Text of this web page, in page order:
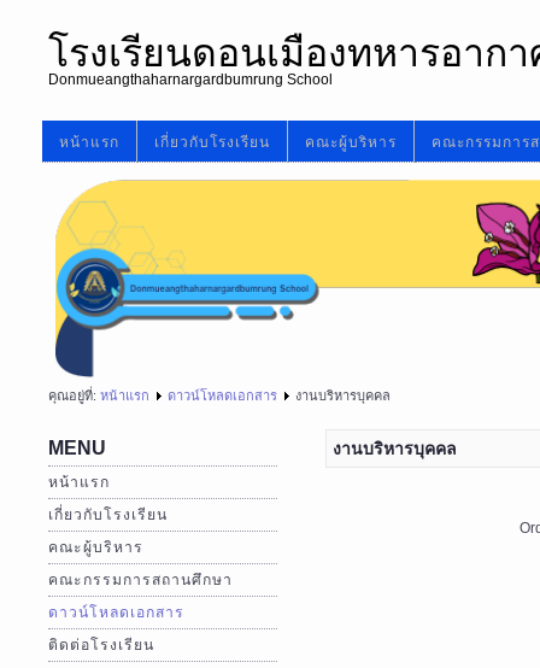
โรงเรียนดอนเมืองทหารอาก
Donmueangthaharnargardbumrung School
หน้าแรก เกี่ยวกับโรงเรียน คณะผู้บริหาร คณะกรรมการ
คุณอยู่ที่: หน้าแรก ดาวน์โหลดเอกสาร งานบริหารบุคคล
MENU
หน้าแรก
เกี่ยวกับโรงเรียน
คณะผู้บริหาร
คณะกรรมการสถานศึกษา
ดาวน์โหลดเอกสาร
ติดต่อโรงเรียน
งานบริหารบุคคล